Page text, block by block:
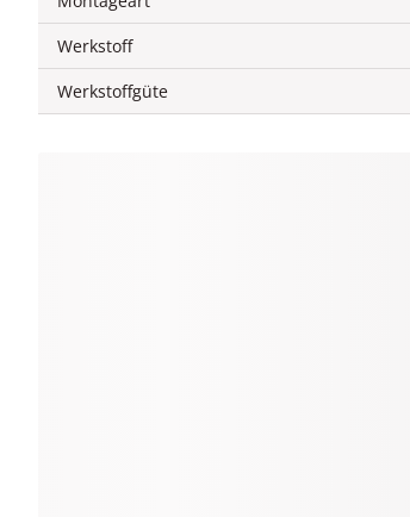
Werkstoff
Werkstoffgüte